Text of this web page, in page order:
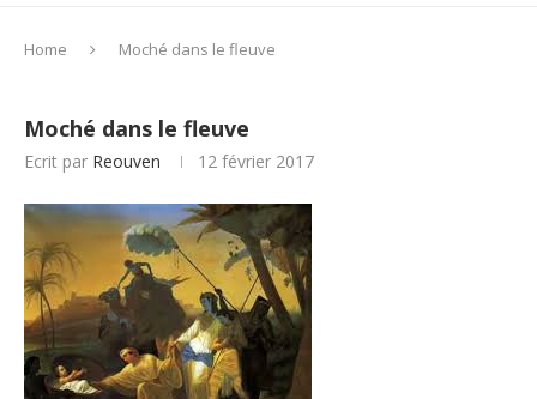
Home Moché dans le fleuve
Moché dans le fleuve
Ecrit par Reouven 12 février 2017